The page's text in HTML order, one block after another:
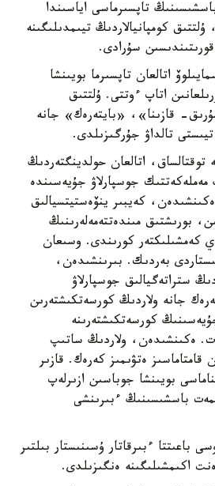
تاپسىرماسى اياسىندا
كومپانيالاردىڭ تيىمدىلىگىنە
سۇرادى.
اتالعان تاپسىرما بويىنشا
اتاپ ءوتتى. ۇلتتىق
قازىنا»، «بايتەرەك» جانە
تالداۋ جۇرگىزىلدى.
اتالعان حولدينگتەردىڭ
جوسپارلاۋ جۇيەسىندە
كەيبىر ينۆەستيتسيالىق
بورىشتىق مىندەتتەمەلەرىنىڭ
كەمشىلىكتەر كورىندى. وسىعان
بەردىك. بىرىنشىدەن،
ستراتەگيالىق جوسپارلاۋ
جانە ولاردىڭ كورسەتكىشتەرىن
كورسەتكىشتەرىنە
ەكىنشىدەن، ولاردىڭ ساتىپ
قامتاماسىز ەتۋىمىز كەرەك. قازىر
بويىنشا جوباسىن ازىرلەپ
باسشىسىنىڭ ءبىرىنشى
باعىتتا ءبىرقاتار ۇسىنىستار بىلتىر
اكىمشىلىگىنە ەنگىزىلدى.